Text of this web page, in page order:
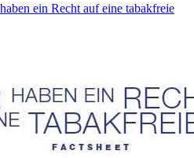
ein Recht auf eine tabakfreie